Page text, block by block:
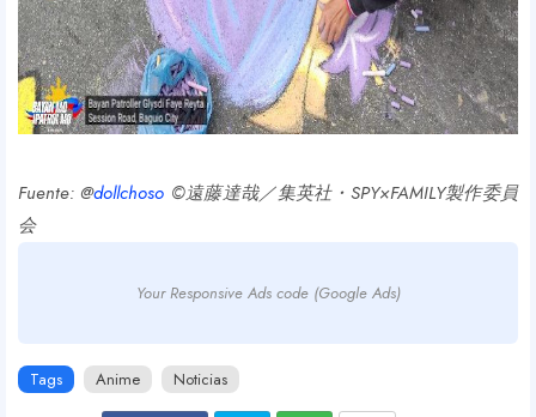
Fuente: @dollchoso ©遠藤達哉／集英社・SPY×FAMILY製作委員
会
Your Responsive Ads code (Google Ads)
Tags Anime Noticias